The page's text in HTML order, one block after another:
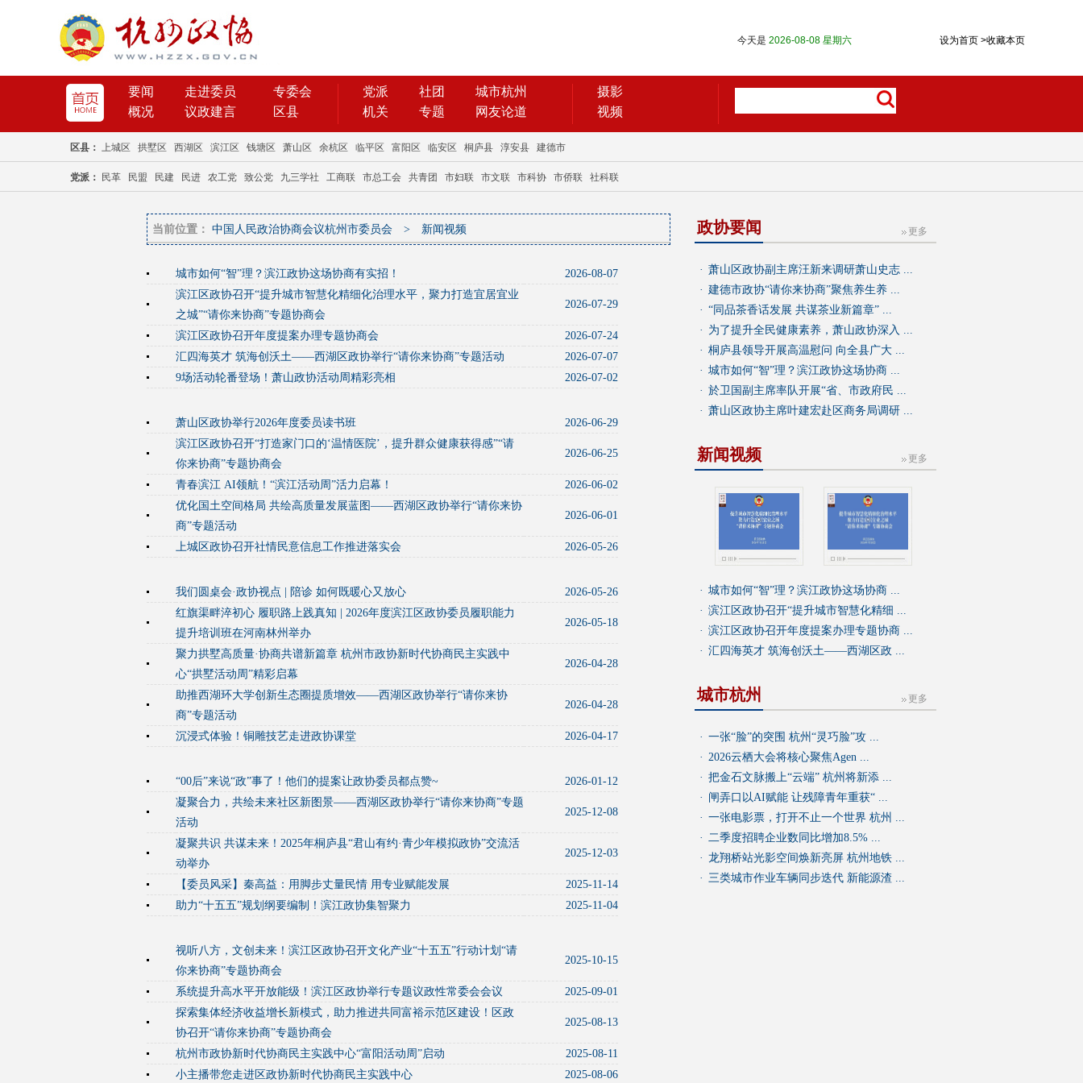
当前位置： 中国人民政治协商会议杭州市委员会 > 新闻视频
城市如何“智”理？滨江政协这场协商有实招！
2026-08-07
滨江区政协召开“提升城市智慧化精细化治理水平，聚力打造宜居宜业
之城”“请你来协商”专题协商会
2026-07-29
滨江区政协召开年度提案办理专题协商会
2026-07-24
汇四海英才 筑海创沃土——西湖区政协举行“请你来协商”专题活动
2026-07-07
9场活动轮番登场！萧山政协活动周精彩亮相
2026-07-02
萧山区政协举行2026年度委员读书班
2026-06-29
滨江区政协召开“打造家门口的‘温情医院’，提升群众健康获得感”“请
你来协商”专题协商会
2026-06-25
青春滨江 AI领航！“滨江活动周”活力启幕！
2026-06-02
优化国土空间格局 共绘高质量发展蓝图——西湖区政协举行“请你来协
商”专题活动
2026-06-01
上城区政协召开社情民意信息工作推进落实会 2026-05-26
我们圆桌会·政协视点 | 陪诊 如何既暖心又放心
2026-05-26
红旗渠畔淬初心 履职路上践真知 | 2026年度滨江区政协委员履职能力
提升培训班在河南林州举办
2026-05-18
聚力拱墅高质量·协商共谱新篇章 杭州市政协新时代协商民主实践中
心“拱墅活动周”精彩启幕
2026-04-28
助推西湖环大学创新生态圈提质增效——西湖区政协举行“请你来协
商”专题活动
2026-04-28
沉浸式体验！铜雕技艺走进政协课堂 2026-04-17
“00后”来说“政”事了！他们的提案让政协委员都点赞~
2026-01-12
凝聚合力，共绘未来社区新图景——西湖区政协举行“请你来协商”专题
活动
2025-12-08
凝聚共识 共谋未来！2025年桐庐县“君山有约·青少年模拟政协”交流活
动举办
2025-12-03
【委员风采】秦高益：用脚步丈量民情 用专业赋能发展
2025-11-14
助力“十五五”规划纲要编制！滨江政协集智聚力
2025-11-04
视听八方，文创未来！滨江区政协召开文化产业“十五五”行动计划“请
你来协商”专题协商会
2025-10-15
系统提升高水平开放能级！滨江区政协举行专题议政性常委会会议
2025-09-01
探索集体经济收益增长新模式，助力推进共同富裕示范区建设！区政
协召开“请你来协商”专题协商会
2025-08-13
杭州市政协新时代协商民主实践中心“富阳活动周”启动
2025-08-11
小主播带您走进区政协新时代协商民主实践中心
2025-08-06
政协要闻 更多
· 萧山区政协副主席汪新来调研萧山史志 ...
· 建德市政协“请你来协商”聚焦养生养 ...
· “同品茶香话发展 共谋茶业新篇章” ...
· 为了提升全民健康素养，萧山政协深入 ...
· 桐庐县领导开展高温慰问 向全县广大 ...
· 城市如何“智”理？滨江政协这场协商 ...
· 於卫国副主席率队开展“省、市政府民 ...
· 萧山区政协主席叶建宏赴区商务局调研 ...
新闻视频 更多
· 城市如何“智”理？滨江政协这场协商 ...
· 滨江区政协召开“提升城市智慧化精细 ...
· 滨江区政协召开年度提案办理专题协商 ...
· 汇四海英才 筑海创沃土——西湖区政 ...
城市杭州 更多
· 一张“脸”的突围 杭州“灵巧脸”攻 ...
· 2026云栖大会将核心聚焦Agen ...
· 把金石文脉搬上“云端” 杭州将新添 ...
· 闸弄口以AI赋能 让残障青年重获“ ...
· 一张电影票，打开不止一个世界 杭州 ...
· 二季度招聘企业数同比增加8.5% ...
· 龙翔桥站光影空间焕新亮屏 杭州地铁 ...
· 三类城市作业车辆同步迭代 新能源渣 ...